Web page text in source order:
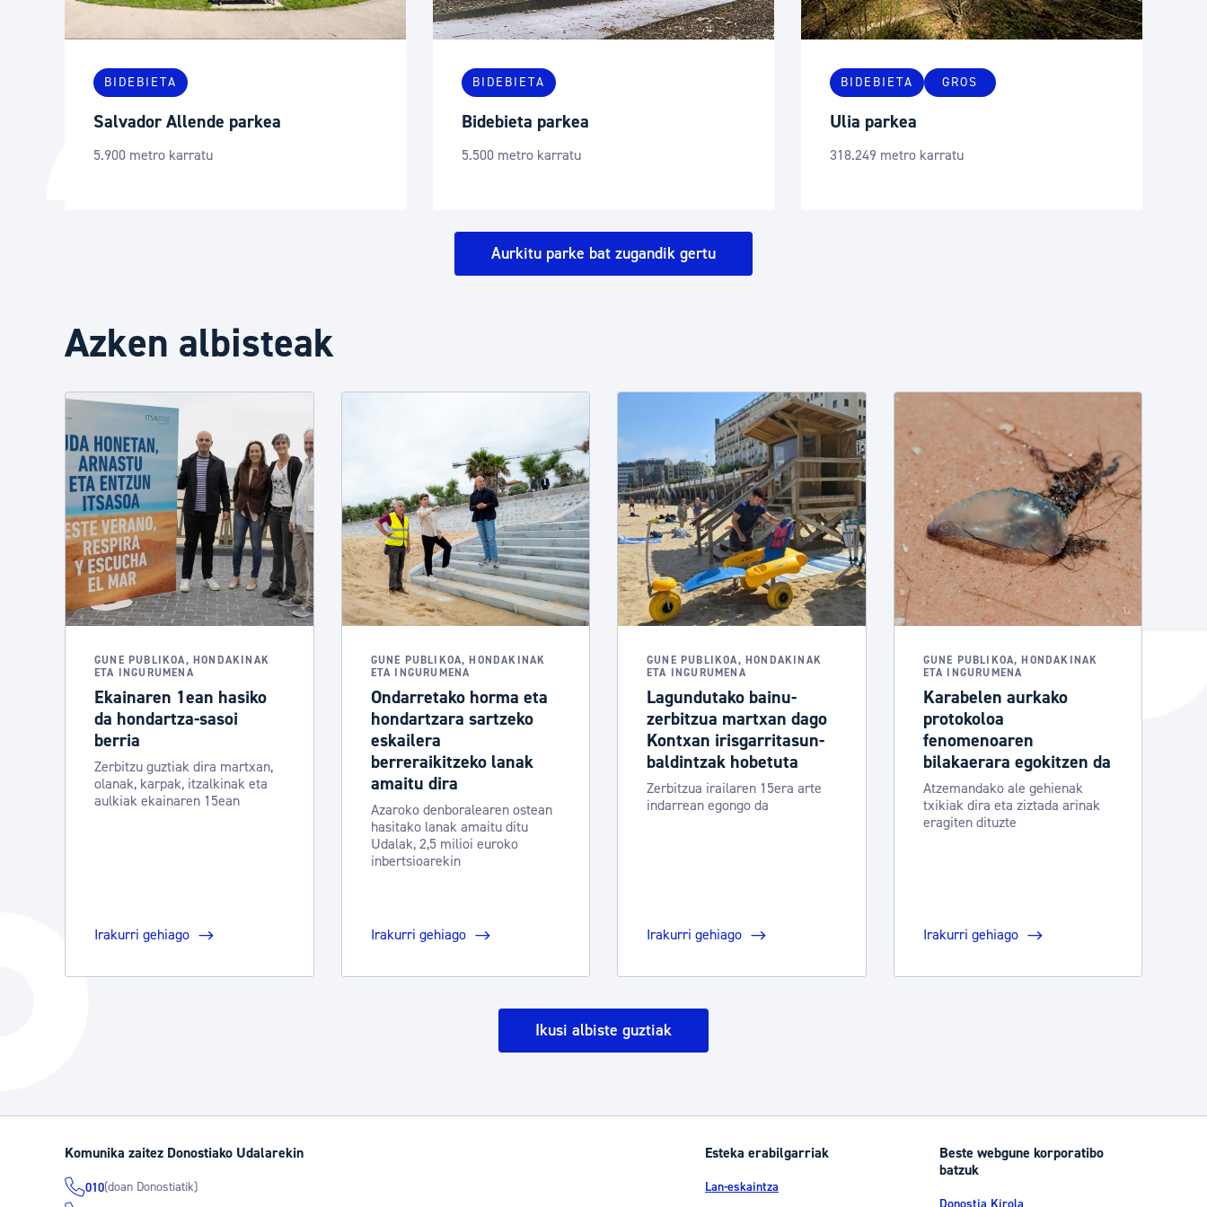
BIDEBIETA
Salvador Allende parkea
5.900 metro karratu
BIDEBIETA
Bidebieta parkea
5.500 metro karratu
BIDEBIETA GROS
Ulia parkea
318.249 metro karratu
Aurkitu parke bat zugandik gertu
Azken albisteak
GUNE PUBLIKOA, HONDAKINAK
ETA INGURUMENA
Ekainaren 1ean hasiko
da hondartza-sasoi
berria
Zerbitzu guztiak dira martxan,
olanak, karpak, itzalkinak eta
aulkiak ekainaren 15ean
Irakurri gehiago
GUNE PUBLIKOA, HONDAKINAK
ETA INGURUMENA
Ondarretako horma eta
hondartzara sartzeko
eskailera
berreraikitzeko lanak
amaitu dira
Azaroko denboralearen ostean
hasitako lanak amaitu ditu
Udalak, 2,5 milioi euroko
inbertsioarekin
Irakurri gehiago
GUNE PUBLIKOA, HONDAKINAK
ETA INGURUMENA
Lagundutako bainu-
zerbitzua martxan dago
Kontxan irisgarritasun-
baldintzak hobetuta
Zerbitzua irailaren 15era arte
indarrean egongo da
Irakurri gehiago
GUNE PUBLIKOA, HONDAKINAK
ETA INGURUMENA
Karabelen aurkako
protokoloa
fenomenoaren
bilakaerara egokitzen da
Atzemandako ale gehienak
txikiak dira eta ziztada arinak
eragiten dituzte
Irakurri gehiago
Ikusi albiste guztiak
Komunika zaitez Donostiako Udalarekin
010(doan Donostiatik)
Esteka erabilgarriak
Lan-eskaintza
Beste webgune korporatibo
batzuk